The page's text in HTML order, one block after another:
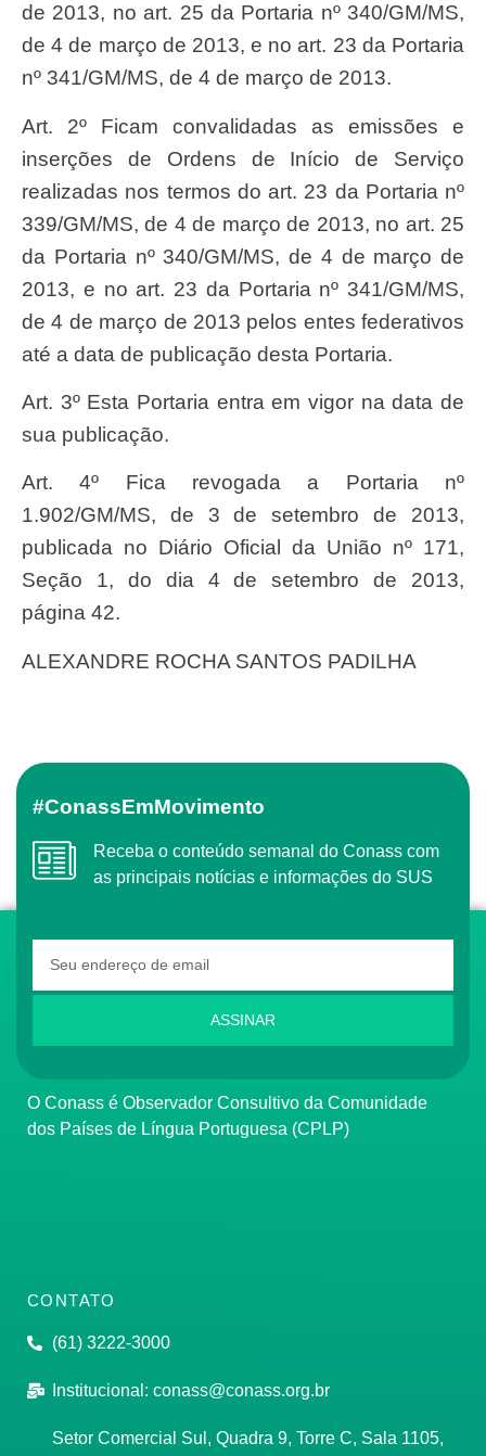
de 2013, no art. 25 da Portaria nº 340/GM/MS,
de 4 de março de 2013, e no art. 23 da Portaria
nº 341/GM/MS, de 4 de março de 2013.
Art. 2º Ficam convalidadas as emissões e
inserções de Ordens de Início de Serviço
realizadas nos termos do art. 23 da Portaria nº
339/GM/MS, de 4 de março de 2013, no art. 25
da Portaria nº 340/GM/MS, de 4 de março de
2013, e no art. 23 da Portaria nº 341/GM/MS,
de 4 de março de 2013 pelos entes federativos
até a data de publicação desta Portaria.
Art. 3º Esta Portaria entra em vigor na data de
sua publicação.
Art. 4º Fica revogada a Portaria nº
1.902/GM/MS, de 3 de setembro de 2013,
publicada no Diário Oficial da União nº 171,
Seção 1, do dia 4 de setembro de 2013,
página 42.
ALEXANDRE ROCHA SANTOS PADILHA
#ConassEmMovimento
Receba o conteúdo semanal do Conass com
as principais notícias e informações do SUS
ASSINAR
O Conass é Observador Consultivo da Comunidade
dos Países de Língua Portuguesa (CPLP)
CONTATO
(61) 3222-3000
Institucional: conass@conass.org.br
Setor Comercial Sul, Quadra 9, Torre C, Sala 1105,